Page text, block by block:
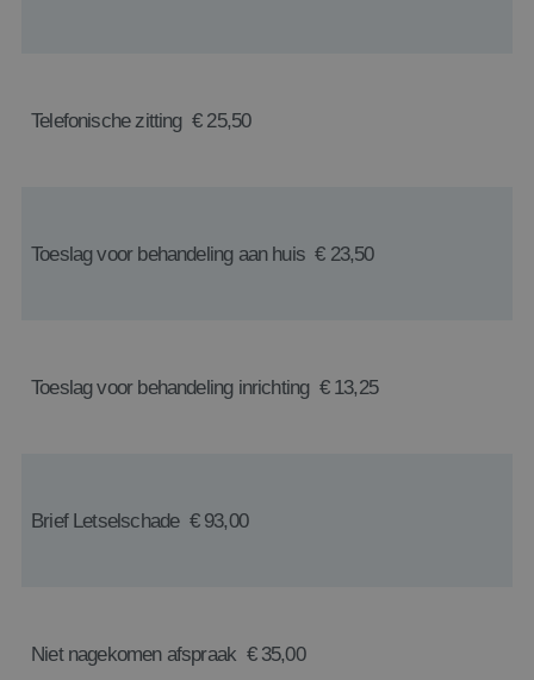
Telefonische zitting € 25,50
Toeslag voor behandeling aan huis € 23,50
Toeslag voor behandeling inrichting € 13,25
Brief Letselschade € 93,00
Niet nagekomen afspraak € 35,00